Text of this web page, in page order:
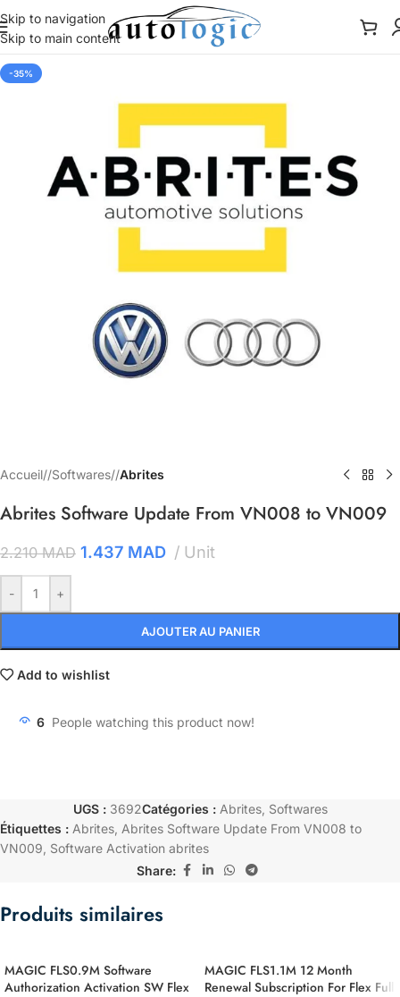
Skip to navigation
Skip to main content
-35%
Accueil/ Softwares/ Abrites
Abrites Software Update From VN008 to VN009
2.210MAD 1.437 MAD Unit
- +
AJOUTER AU PANIER
Add to wishlist
6 People watching this product now!
UGS : 3692Catégories : Abrites, Softwares
Étiquettes : Abrites Abrites Software Update From VN008 to
VN009 Software Activation abrites
Share:
Produits similaires
MAGIC FLS0.9M Software
Authorization Activation SW Flex
MAGIC FLS1.1M 12 Month
Renewal Subscription For Flex Full